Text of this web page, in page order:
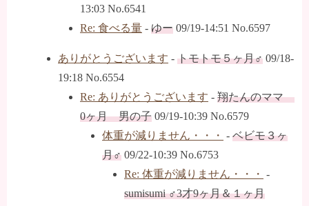
13:03 No.6541
Re: 食べる量 - ゆー 09/19-14:51 No.6597
ありがとうございます - トモトモ５ヶ月♂ 09/18-
19:18 No.6554
Re: ありがとうございます - 翔たんのママ
0ヶ月 男の子 09/19-10:39 No.6579
体重が減りません・・・ - ベビモ３ヶ
月♂ 09/22-10:39 No.6753
Re: 体重が減りません・・・ -
sumisumi ♂3才9ヶ月＆１ヶ月